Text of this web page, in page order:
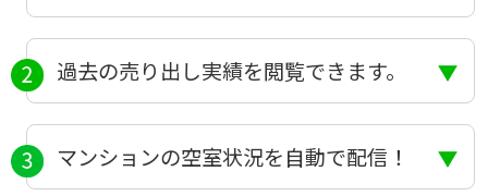
過去の売り出し実績を閲覧できます。
マンションの空室状況を自動で配信！